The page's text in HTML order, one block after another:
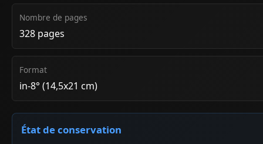
Nombre de pages
328 pages
Format
in-8° (14,5x21 cm)
État de conservation